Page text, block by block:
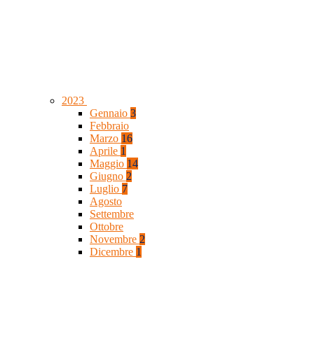
2023
Gennaio 3
Febbraio
Marzo 16
Aprile 1
Maggio 14
Giugno 2
Luglio 7
Agosto
Settembre
Ottobre
Novembre 2
Dicembre 1